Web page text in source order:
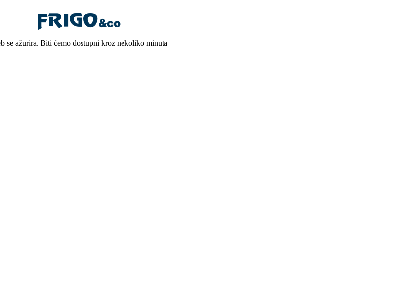
se ažurira. Biti ćemo dostupni kroz nekoliko minuta